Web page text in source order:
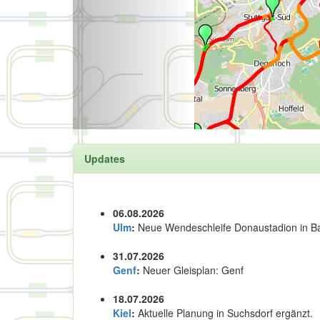
Updates
06.08.2026
Ulm: Neue Wendeschleife Donaustadion in
31.07.2026
Genf: Neuer Gleisplan: Genf
18.07.2026
Kiel: Aktuelle Planung in Suchsdorf ergänzt.